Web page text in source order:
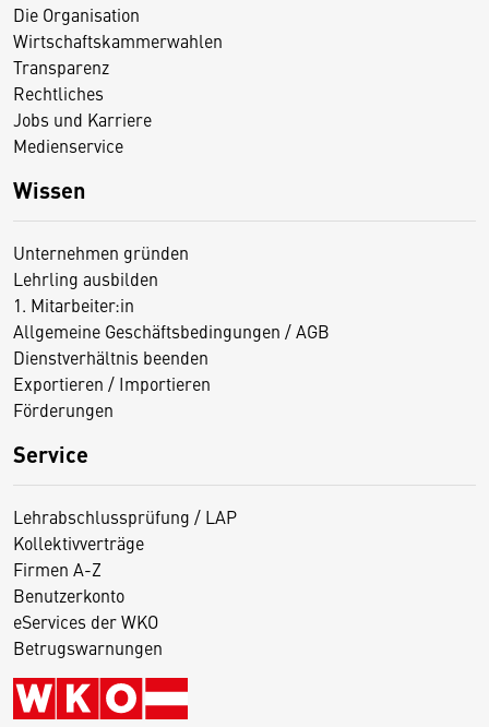
Die Organisation
Wirtschaftskammerwahlen
Transparenz
Rechtliches
Jobs und Karriere
Medienservice
Wissen
Unternehmen gründen
Lehrling ausbilden
1. Mitarbeiter:in
Allgemeine Geschäftsbedingungen / AGB
Dienstverhältnis beenden
Exportieren / Importieren
Förderungen
Service
Lehrabschlussprüfung / LAP
Kollektivverträge
Firmen A-Z
Benutzerkonto
eServices der WKO
Betrugswarnungen